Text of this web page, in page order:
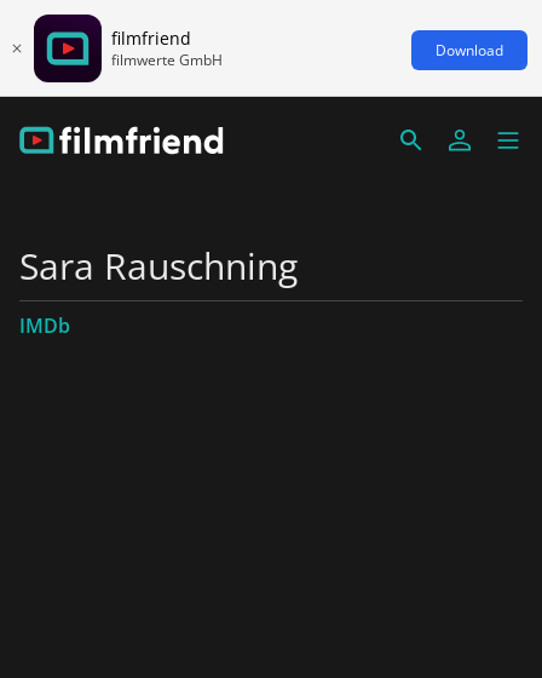
filmfriend
filmwerte GmbH Download
Sara Rauschning
IMDb